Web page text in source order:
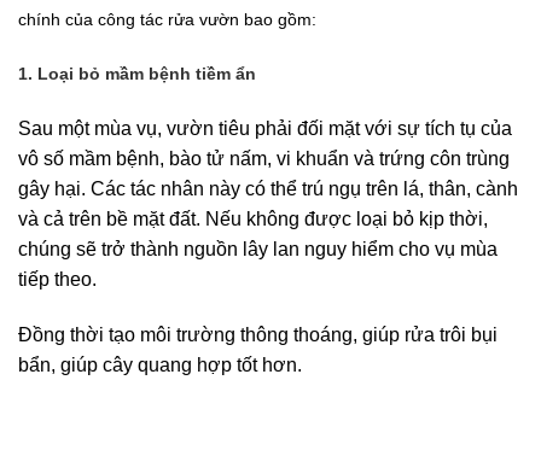
chính của công tác rửa vườn bao gồm:
1. Loại bỏ mầm bệnh tiềm ẩn
Sau một mùa vụ, vườn tiêu phải đối mặt với sự tích tụ của
vô số mầm bệnh, bào tử nấm, vi khuẩn và trứng côn trùng
gây hại. Các tác nhân này có thể trú ngụ trên lá, thân, cành
và cả trên bề mặt đất. Nếu không được loại bỏ kịp thời,
chúng sẽ trở thành nguồn lây lan nguy hiểm cho vụ mùa
tiếp theo.
Đồng thời tạo môi trường thông thoáng, giúp rửa trôi bụi
bẩn, giúp cây quang hợp tốt hơn.